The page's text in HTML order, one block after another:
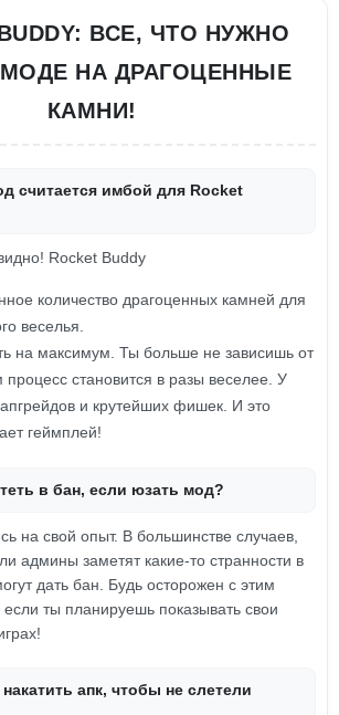
BUDDY: ВСЕ, ЧТО НУЖНО
НА ДРАГОЦЕННЫЕ
КАМНИ!
считается имбой для Rocket
Rocket Buddy
количество драгоценных камней для
веселья.
на максимум. Ты больше не зависишь от
становится в разы веселее. У
и крутейших фишек. И это
геймплей!
в бан, если юзать мод?
на свой опыт. В большинстве случаев,
админы заметят какие-то странности в
дать бан. Будь осторожен с этим
ты планируешь показывать свои
апк, чтобы не слетели